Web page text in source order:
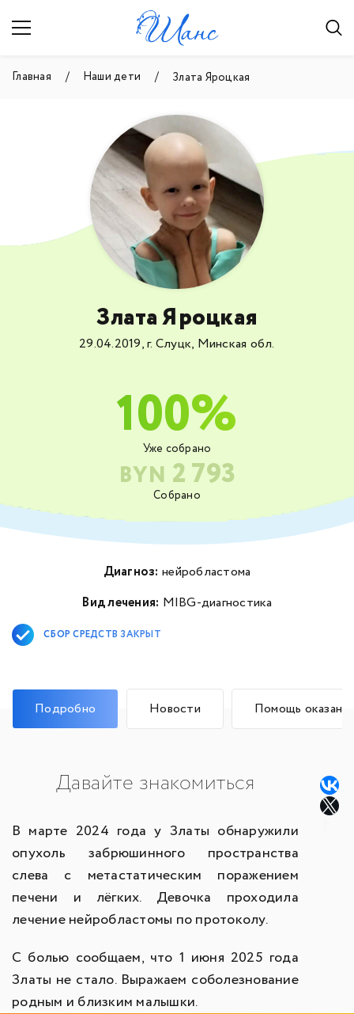
Главная Наши дети Злата Яроцкая
Собрано
BYN 2 793
Уже собрано
100%
Злата Яроцкая
29.04.2019, г. Слуцк, Минская обл.
Диагноз: нейробластома
Вид лечения: MIBG-диагностика
СБОР СРЕДСТВ ЗАКРЫТ
Подробно Новости Помощь оказана
Давайте знакомиться
В марте 2024 года у Златы обнаружили
опухоль забрюшинного пространства
слева с метастатическим поражением
печени и лёгких. Девочка проходила
лечение нейробластомы по протоколу.
С болью сообщаем, что 1 июня 2025 года
Златы не стало. Выражаем соболезнование
родным и близким малышки.